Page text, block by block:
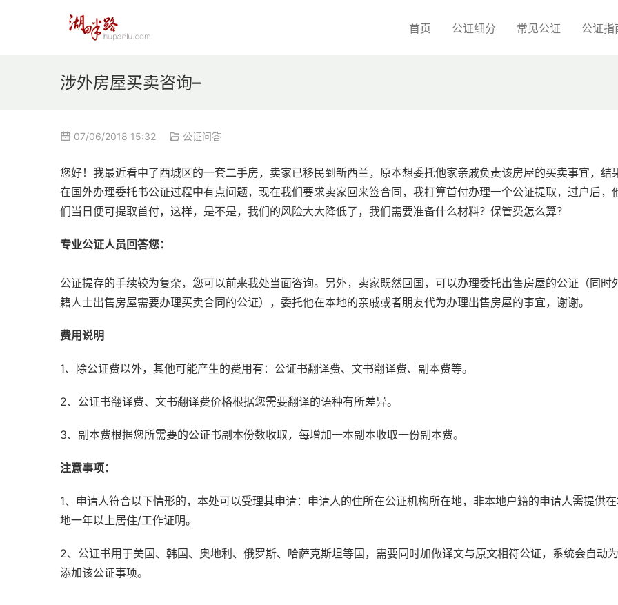
首页 公证细分 常见公证 公证指
涉外房屋买卖咨询–
07/06/2018 15:32 公证问答
您好！我最近看中了西城区的一套二手房，卖家已移民到新西兰，原本想委托他家亲戚负责该房屋的买卖事宜，结
在国外办理委托书公证过程中有点问题，现在我们要求卖家回来签合同，我打算首付办理一个公证提取，过户后，
们当日便可提取首付，这样，是不是，我们的风险大大降低了，我们需要准备什么材料？保管费怎么算？
专业公证人员回答您：
公证提存的手续较为复杂，您可以前来我处当面咨询。另外，卖家既然回国，可以办理委托出售房屋的公证（同时
籍人士出售房屋需要办理买卖合同的公证），委托他在本地的亲戚或者朋友代为办理出售房屋的事宜，谢谢。
费用说明
1、除公证费以外，其他可能产生的费用有：公证书翻译费、文书翻译费、副本费等。
2、公证书翻译费、文书翻译费价格根据您需要翻译的语种有所差异。
3、副本费根据您所需要的公证书副本份数收取，每增加一本副本收取一份副本费。
注意事项：
1、申请人符合以下情形的，本处可以受理其申请：申请人的住所在公证机构所在地，非本地户籍的申请人需提供
地一年以上居住/工作证明。
2、公证书用于美国、韩国、奥地利、俄罗斯、哈萨克斯坦等国，需要同时加做译文与原文相符公证，系统会自动
添加该公证事项。